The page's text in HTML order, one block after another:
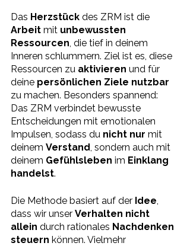
Das Herzstück des ZRM ist die
Arbeit mit unbewussten
Ressourcen , die tief in deinem
Inneren schlummern. Ziel ist es, diese
Ressourcen zu aktivieren und für
deine persönlichen Ziele nutzbar
zu machen. Besonders spannend:
Das ZRM verbindet bewusste
Entscheidungen mit emotionalen
Impulsen, sodass du nicht nur mit
deinem Verstand , sondern auch mit
deinem Gefühlsleben im Einklang
handelst.
Die Methode basiert auf der Idee
dass wir unser Verhalten nicht
allein durch rationales Nachdenken
steuern können. Vielmehr